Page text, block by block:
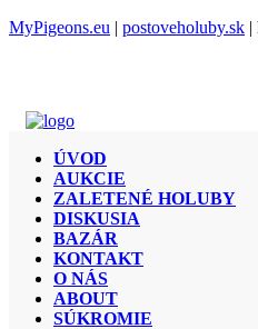
MyPigeons.eu | postoveholuby.sk |
ÚVOD
AUKCIE
ZALETENÉ HOLUBY
DISKUSIA
BAZÁR
KONTAKT
O NÁS
ABOUT
SÚKROMIE